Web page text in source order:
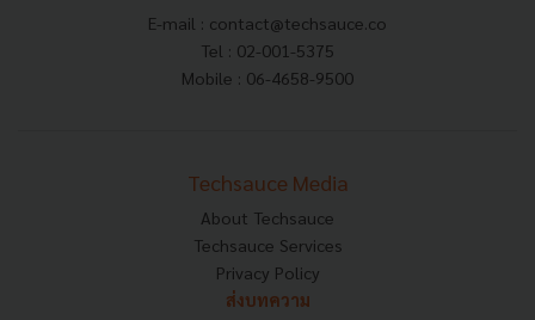
E-mail : contact@techsauce.co
Tel : 02-001-5375
Mobile : 06-4658-9500
Techsauce Media
About Techsauce
Techsauce Services
Privacy Policy
ส่งบทความ